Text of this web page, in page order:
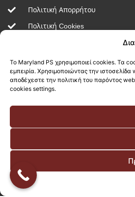
Το Maryland PS χρησιμοποιεί cookies. Τα
εμπειρία. Χρησιμοποιώντας την
αποδέχεστε την πολιτική του παρόντος
cookies settings.
Πολιτική Απορρήτου
Πολιτική Cookies
Τρόποι Πληρωμής